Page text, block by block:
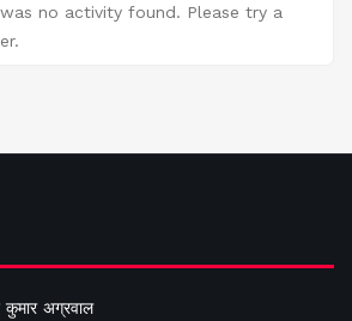
no activity found. Please try a
कुमार अग्रवाल